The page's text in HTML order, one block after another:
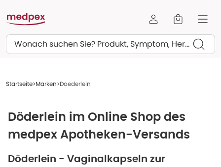
Suchen
Startseite Marken Doederlein
Döderlein im Online Shop des
medpex Apotheken-Versands
Döderlein - Vaginalkapseln zur